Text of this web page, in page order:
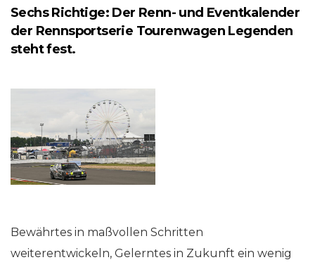
Sechs Richtige: Der Renn- und Eventkalender
der Rennsportserie Tourenwagen Legenden
steht fest.
Bewährtes in maßvollen Schritten
weiterentwickeln, Gelerntes in Zukunft ein wenig